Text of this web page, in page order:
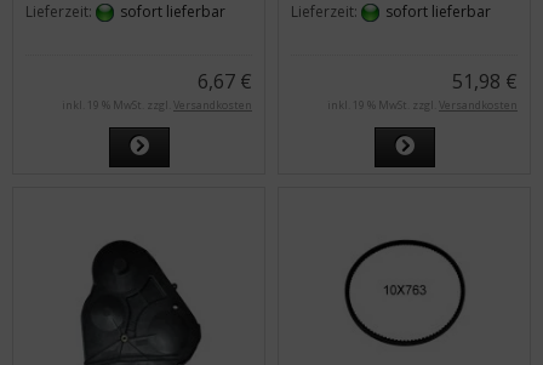
Lieferzeit:
sofort lieferbar
6,67 €
inkl. 19 % MwSt. zzgl. Versandkosten
Lieferzeit:
sofort lieferbar
51,98 €
inkl. 19 % MwSt. zzgl. Versandkosten